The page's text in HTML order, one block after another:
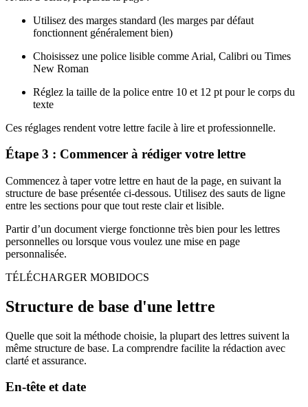
Utilisez des marges standard (les marges par défaut
fonctionnent généralement bien)
Choisissez une police lisible comme Arial, Calibri ou Times
New Roman
Réglez la taille de la police entre 10 et 12 pt pour le corps du
texte
Ces réglages rendent votre lettre facile à lire et professionnelle.
Étape 3 : Commencer à rédiger votre lettre
Commencez à taper votre lettre en haut de la page, en suivant la
structure de base présentée ci-dessous. Utilisez des sauts de ligne
entre les sections pour que tout reste clair et lisible.
Partir d’un document vierge fonctionne très bien pour les lettres
personnelles ou lorsque vous voulez une mise en page
personnalisée.
TÉLÉCHARGER MOBIDOCS
Structure de base d'une lettre
Quelle que soit la méthode choisie, la plupart des lettres suivent la
même structure de base. La comprendre facilite la rédaction avec
clarté et assurance.
En-tête et date